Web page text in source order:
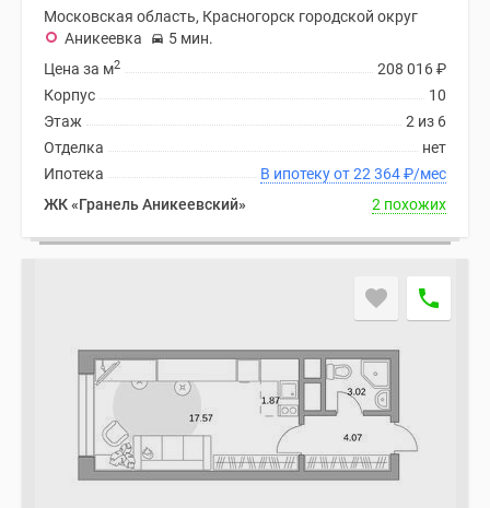
недвижимости
Мнение
эксперта
Аналитика
рынка
Покупателю
Экспертиза
новостроек
Контакты
Московская область, Красногорск городской округ
Аникеевка
5 мин.
208 016₽
Цена за м2
10
Корпус
2 из 6
Этаж
нет
Отделка
В ипотеку от 22 364₽/мес
Ипотека
ЖК «Гранель Аникеевский»
2 похожих